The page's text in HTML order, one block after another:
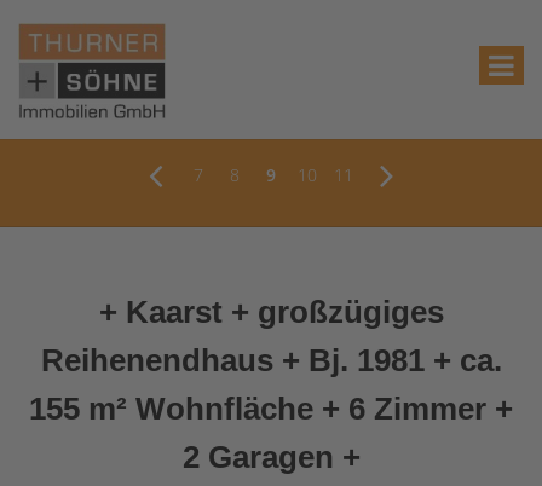
7 8 9 10 11
+ Kaarst + großzügiges
Reihenendhaus + Bj. 1981 + ca.
155 m² Wohnfläche + 6 Zimmer +
2 Garagen +